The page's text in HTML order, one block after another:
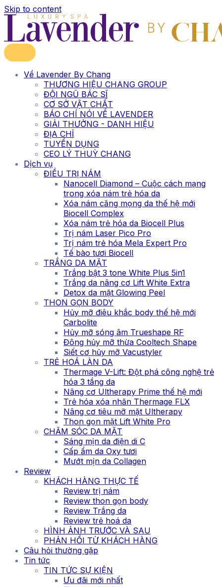
Skip to content
Về Lavender By Chang
THƯƠNG HIỆU CHANG GROUP
ĐỘI NGŨ BÁC SĨ
CƠ SỞ VẬT CHẤT
BÁO CHÍ NÓI VỀ LAVENDER
GIẢI THƯỞNG - DANH HIỆU
ĐỊA CHỈ
TUYỂN DỤNG
CEO LÝ THUỲ CHANG
Dịch vụ
ĐIỀU TRỊ NÁM
Nanocell Diamond – Cuộc cách mạng
trong xóa nám trẻ hóa da
Xóa nám căng mọng da thế hệ mới
Biocell Complex
Xóa nám trẻ hóa da Biocell Plus
Trị nám Laser Pico Pro
Trị nám trẻ hóa Mela Expert Pro
Tế bào tươi Biocell
TRẮNG DA MẶT
Trắng bật 3 tone White Plus 5in1
Trắng da nâng cơ Lift White Extra
Detox da mặt Glowing Peel
THON GỌN BODY
Hủy mỡ điêu khắc body thế hệ mới
Carbolite
Hủy mỡ sóng âm Trueshape RF
Đông hủy mỡ thừa Cooltech Shape
Siết cơ hủy mỡ Vacustyler
TRẺ HOÁ LÀN DA
Thermage V-Lift: Đột phá công nghệ trẻ
hóa 3 tầng da
Nâng cơ Ultherapy Prime thế hệ mới
Trẻ hóa xóa nhăn Thermage FLX
Nâng cơ tiêu mỡ mặt Ultherapy
Thon gọn mặt Lift White Pro
CHĂM SÓC DA MẶT
Sáng mịn da điện di C
Cấp ẩm da Oxy tươi
Mướt mịn da Collagen
Review
KHÁCH HÀNG THỰC TẾ
Review trị nám
Review thon gọn body
Review Trắng da
Review trẻ hoá da
HÌNH ẢNH TRƯỚC VÀ SAU
PHẢN HỒI TỪ KHÁCH HÀNG
Câu hỏi thường gặp
Tin tức
TIN TỨC SỰ KIỆN
Ưu đãi mới nhất